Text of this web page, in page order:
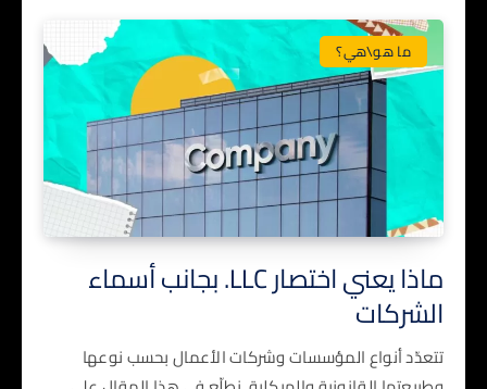
ما هو\هي؟
ماذا يعني اختصار LLC. بجانب أسماء
الشركات
تتعدّد أنواع المؤسسات وشركات الأعمال بحسب نوعها